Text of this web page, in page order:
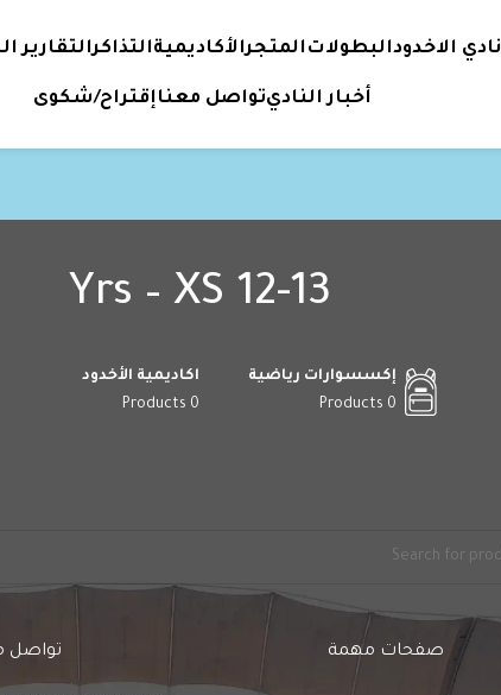
نادي الاخدودالبطولات المتجرالأكاديميةالتذاكرالتقارير
أخبار الناديتواصل معنا إقتراح/شكوى
12-13 Yrs – XS
إكسسوارات رياضية
0 Products
اكاديمية الأخدود
0 Products
صفحات مهمة تواصل